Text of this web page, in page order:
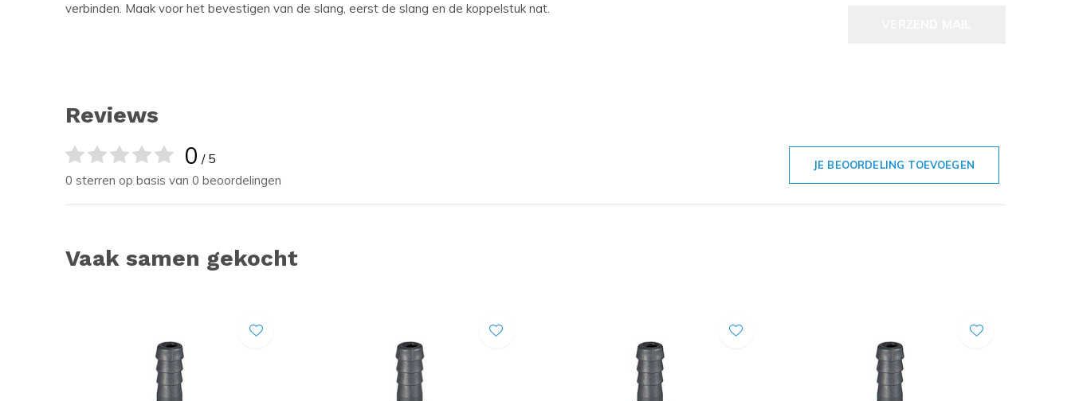
verbinden. Maak voor het bevestigen van de slang, eerst de slang en de koppelstuk nat.
Reviews
0 / 5
0 sterren op basis van 0 beoordelingen
JE BEOORDELING TOEVOEGEN
Vaak samen gekocht